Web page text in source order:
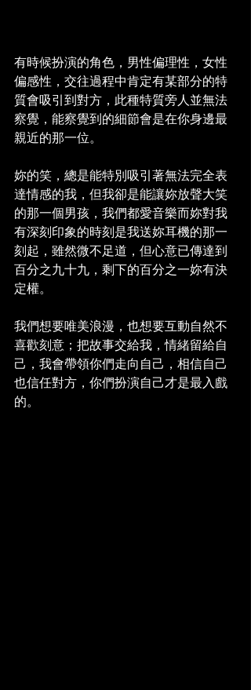
有時候扮演的角色，男性偏理性，女性
偏感性，交往過程中肯定有某部分的特
質會吸引到對方，此種特質旁人並無法
察覺，能察覺到的細節會是在你身邊最
親近的那一位。
妳的笑，總是能特別吸引著無法完全表
達情感的我，但我卻是能讓妳放聲大笑
的那一個男孩，我們都愛音樂而妳對我
有深刻印象的時刻是我送妳耳機的那一
刻起，雖然微不足道，但心意已傳達到
百分之九十九，剩下的百分之一妳有決
定權。
我們想要唯美浪漫，也想要互動自然不
喜歡刻意；把故事交給我，情緒留給自
己，我會帶領你們走向自己，相信自己
也信任對方，你們扮演自己才是最入戲
的。